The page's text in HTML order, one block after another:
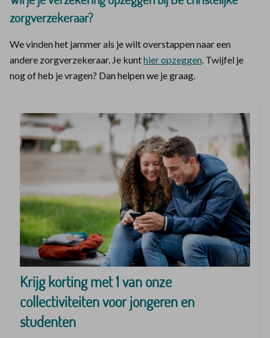
zorgverzekeraar?
We vinden het jammer als je wilt overstappen naar een
andere zorgverzekeraar. Je kunthier opzeggen . Twijfel je
nog of heb je vragen? Dan helpen we je graag.
Krijg korting met 1 van onze
collectiviteiten voor jongeren en
studenten